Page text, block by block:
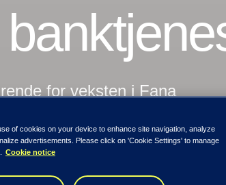
for veksten i Fana
of cookies on your device to enhance site navigation, analyze
advertisements. Please click on 'Cookie Settings' to manage
Cookie notice